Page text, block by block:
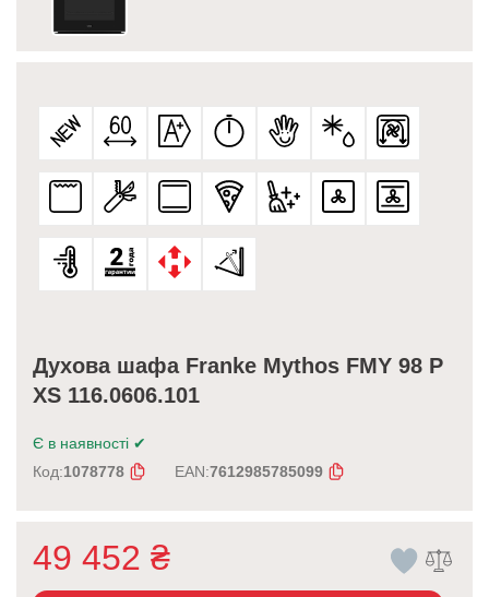
Духова шафа Franke Mythos FMY 98 P
XS 116.0606.101
Є в наявності ✔
Код:1078778 EAN:7612985785099
49 452 ₴